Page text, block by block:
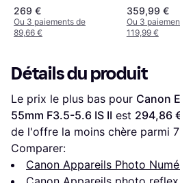
269 €
Ou 3 paiements de
89,66 €
359,99 €
Ou 3
119,99 €
Détails du produit
Le prix le plus bas pour Canon
55mm F3.5-5.6 IS II est 294,86
de l'offre la moins chère parmi 7
Comparer:
Canon Appareils Photo